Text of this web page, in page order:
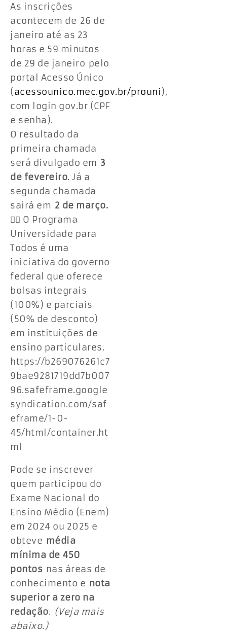
As inscrições
acontecem de 26 de
janeiro até as 23
horas e 59 minutos
de 29 de janeiro pelo
portal Acesso Único
(acessounico.mec.gov.br/prouni),
com login gov.br (CPF
e senha).
O resultado da
primeira chamada
será divulgado em 3
de fevereiro. Já a
segunda chamada
sairá em 2 de março.
👉🏾 O Programa
Universidade para
Todos é uma
iniciativa do governo
federal que oferece
bolsas integrais
(100%) e parciais
(50% de desconto)
em instituições de
ensino particulares.
https://b269076261c7
9bae9281719dd7b007
96.safeframe.google
syndication.com/saf
eframe/1-0-
45/html/container.ht
ml
Pode se inscrever
quem participou do
Exame Nacional do
Ensino Médio (Enem)
em 2024 ou 2025 e
obteve média
mínima de 450
pontos nas áreas de
conhecimento e nota
superior a zero na
redação. (Veja mais
abaixo.)